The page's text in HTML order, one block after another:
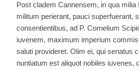
Post cladem Cannensem, in qua milia
militum perierant, pauci superfuerant,
consentientibus, ad P. Cornelium
iuvenem, maximum imperium
saluti provideret. Olim ei, qui senatus
nuntiatum est aliquot nobiles iuvenes,